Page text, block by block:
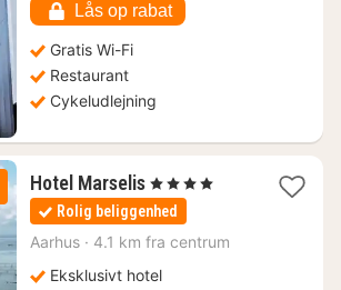
Lås op rabat
Gratis Wi-Fi
Restaurant
Cykeludlejning
Hotel Marselis1
nat
fra
1004
, 4 Stjerner
Rolig beliggenhed
Aarhus · 4.1 km fra centrum
Eksklusivt hotel